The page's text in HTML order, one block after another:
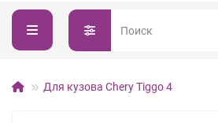
Для кузова Chery Tiggo 4